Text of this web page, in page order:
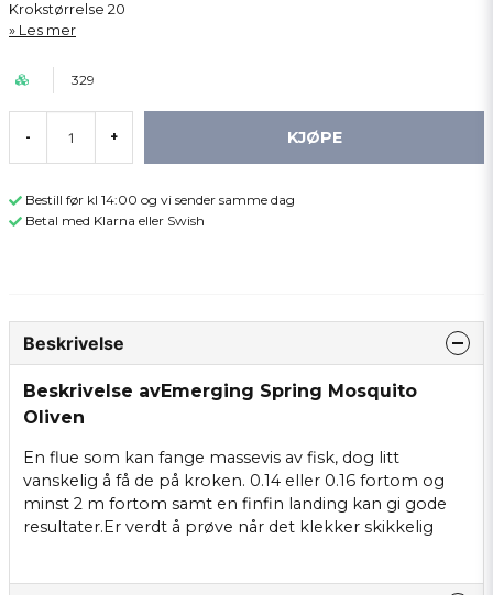
Krokstørrelse 20
Les mer
329
- + KJØPE
Bestill før kl 14:00 og vi sender samme dag
Betal med Klarna eller Swish
Beskrivelse
Beskrivelse avEmerging Spring Mosquito
Oliven
En flue som kan fange massevis av fisk, dog litt
vanskelig å få de på kroken. 0.14 eller 0.16 fortom og
minst 2 m fortom samt en finfin landing kan gi gode
resultater.Er verdt å prøve når det klekker skikkelig